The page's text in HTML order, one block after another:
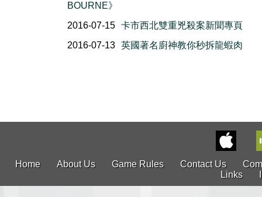
BOURNE》
2016-07-15 卡市西北雙重兇殺案新聞專頁
2016-07-13 英國著名廚神教你秒拆龍蝦肉
Home About Us Game Rules Contact Us
Links